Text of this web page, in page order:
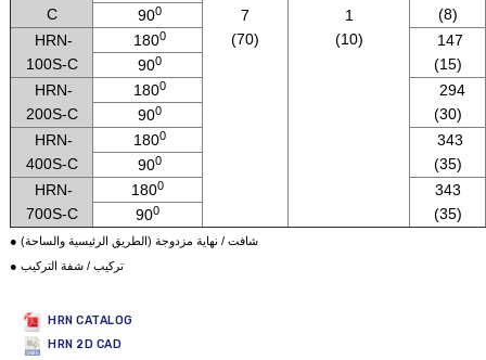
7
(70)
1
(10)
C
(8)
900
HRN-
100S-C
1800
147
(15)
900
HRN-
200S-C
1800
294
(30)
900
HRN-
400S-C
1800
343
(35)
900
HRN-
700S-C
1800
343
(35)
900
● شافت / نهاية مزدوجة (الطريق الرئيسية والساحة)
● تركيب / شفة التركيب
HRN CATALOG
HRN 2D CAD